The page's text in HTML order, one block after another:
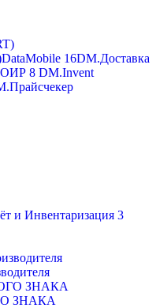
DataMobile 16DM.Доставка
8 DM.Invent
и Инвентаризация 3
ЗНАКА